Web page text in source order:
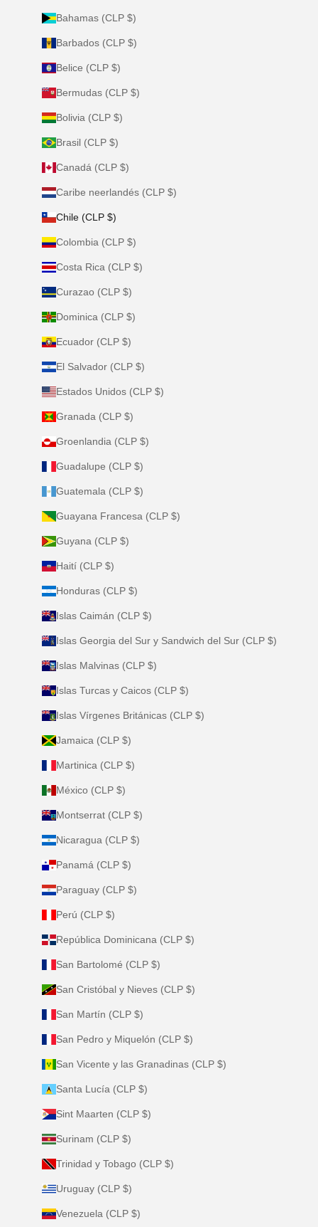
Bahamas (CLP $)
Barbados (CLP $)
Belice (CLP $)
Bermudas (CLP $)
Bolivia (CLP $)
Brasil (CLP $)
Canadá (CLP $)
Caribe neerlandés (CLP $)
Chile (CLP $)
Colombia (CLP $)
Costa Rica (CLP $)
Curazao (CLP $)
Dominica (CLP $)
Ecuador (CLP $)
El Salvador (CLP $)
Estados Unidos (CLP $)
Granada (CLP $)
Groenlandia (CLP $)
Guadalupe (CLP $)
Guatemala (CLP $)
Guayana Francesa (CLP $)
Guyana (CLP $)
Haití (CLP $)
Honduras (CLP $)
Islas Caimán (CLP $)
Islas Georgia del Sur y Sandwich del Sur (CLP $)
Islas Malvinas (CLP $)
Islas Turcas y Caicos (CLP $)
Islas Vírgenes Británicas (CLP $)
Jamaica (CLP $)
Martinica (CLP $)
México (CLP $)
Montserrat (CLP $)
Nicaragua (CLP $)
Panamá (CLP $)
Paraguay (CLP $)
Perú (CLP $)
República Dominicana (CLP $)
San Bartolomé (CLP $)
San Cristóbal y Nieves (CLP $)
San Martín (CLP $)
San Pedro y Miquelón (CLP $)
San Vicente y las Granadinas (CLP $)
Santa Lucía (CLP $)
Sint Maarten (CLP $)
Surinam (CLP $)
Trinidad y Tobago (CLP $)
Uruguay (CLP $)
Venezuela (CLP $)